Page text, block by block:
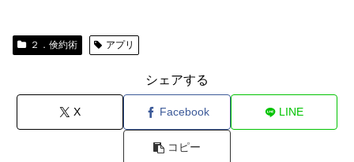
２．倹約術 アプリ
シェアする
X Facebook LINE
コピー